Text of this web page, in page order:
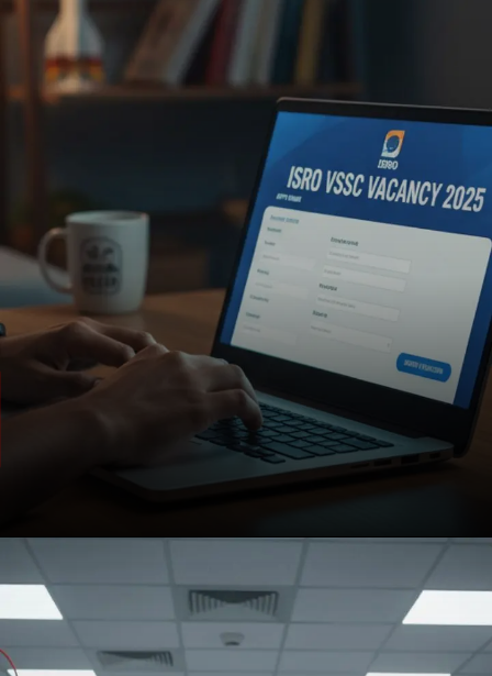
भर्ती का आयोजन
इसरो ने इस बार विक्रम साराभाई स्पेस सेंटर
(VSSC), तिरुवनंतपुरम सहित अपने विभिन्न केंद्रों
में साइंटिस्ट और इंजीनियर पदों पर भर्ती निकाली है.